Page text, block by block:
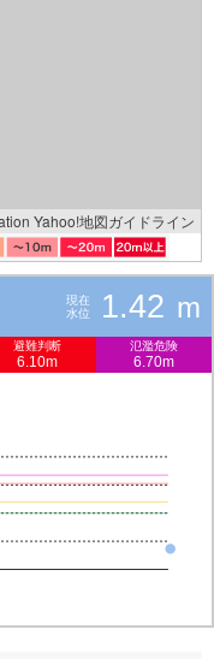
Yahoo!地図ガイドライン
現在
水位
1.42 m
避難判断
6.10m
氾濫危険
6.70m